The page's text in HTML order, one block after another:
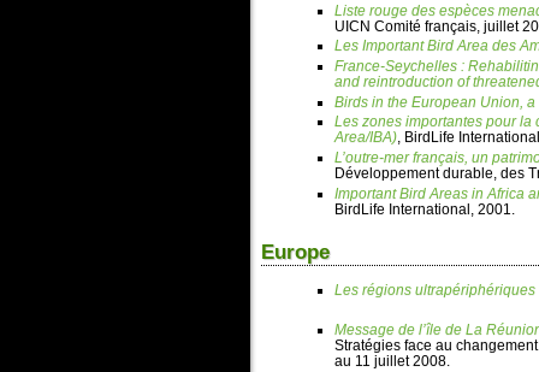
Liste rouge des espèces
UICN Comité français, juillet
Les Important Bird Areades
France-Seychelles :
and reintroduction of
Birds in the European Union, a
Les zones importantes pour la
Area/IBA), BirdLife
L’outre-mer français, un
Développement durable, des
Important Bird Areas in Africa
BirdLife International, 2001.
Europe
Les régions ultrapériphériques
Message de l’île de La
Stratégies face au
au 11 juillet 2008.